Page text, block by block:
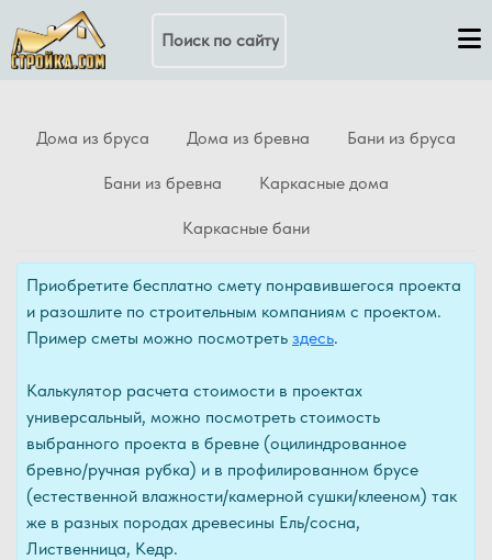
Дома из бруса Дома из бревна Бани из бруса
Бани из бревна Каркасные дома
Каркасные бани
Приобретите бесплатно смету понравившегося проекта
и разошлите по строительным компаниям с проектом.
Пример сметы можно посмотреть здесь.
Калькулятор расчета стоимости в проектах
универсальный, можно посмотреть стоимость
выбранного проекта в бревне (оцилиндрованное
бревно/ручная рубка) и в профилированном брусе
(естественной влажности/камерной сушки/клееном) так
же в разных породах древесины Ель/сосна,
Лиственница, Кедр.